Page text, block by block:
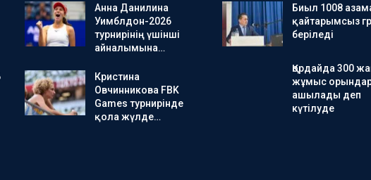
Анна Данилина
Уимблдон-2026
турнирінің үшінші
айналымына…
Кристина
Овчинникова FBK
Games турнирінде
қола жүлде…
Биыл 1008
қайтарымсыз
беріледі
Қордайда 300
жұмыс
ашылады деп
күтілуде